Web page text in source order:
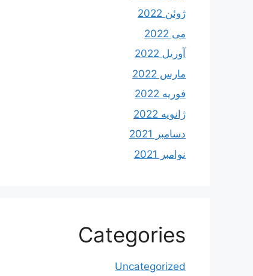
ژوئن 2022
می 2022
آوریل 2022
مارس 2022
فوریه 2022
ژانویه 2022
دسامبر 2021
نوامبر 2021
Categories
Uncategorized